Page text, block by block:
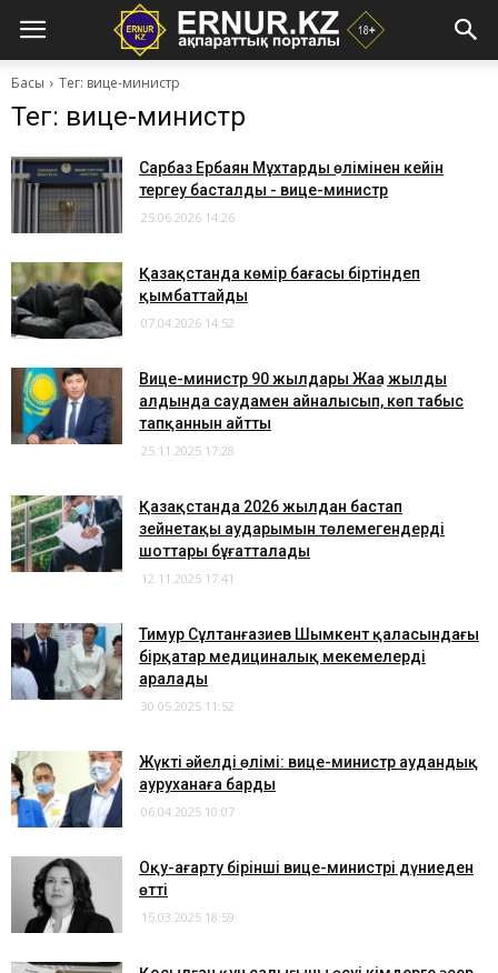
Басы Тег: вице-министр
Тег: вице-министр
Сарбаз Ербаян Мұхтардың өлімінен кейін
тергеу басталды - вице-министр
25.06.2026 14:26
Қазақстанда көмір бағасы біртіндеп
қымбаттайды
07.04.2026 14:52
Вице-министр 90 жылдары Жаңа жылдың
алдында саудамен айналысып, көп табыс
тапқаннын айтты
25.11.2025 17:28
Қазақстанда 2026 жылдан бастап
зейнетақы аударымын төлемегендердің
шоттары бұғатталады
12.11.2025 17:41
Тимур Сұлтанғазиев Шымкент қаласындағы
бірқатар медициналық мекемелерді
аралады
30.05.2025 11:52
Жүкті әйелдің өлімі: вице-министр аудандық
ауруханаға барды
06.04.2025 10:07
​Оқу-ағарту бірінші вице-министрі дүниеден
өтті
15.03.2025 18:59